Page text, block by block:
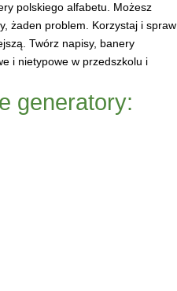
polskiego alfabetu. Możesz
żaden problem. Korzystaj i spraw
Twórz napisy, banery
i nietypowe w przedszkolu i
generatory: